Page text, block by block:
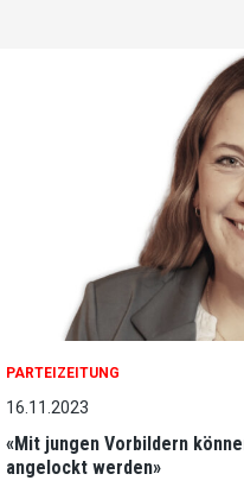
PARTEIZEITUNG
16.11.2023
«Mit jungen Vorbildern
angelockt werden»